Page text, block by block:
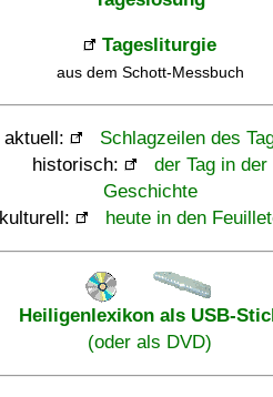
Tagesliturgie
aus dem Schott-Messbuch
aktuell:
Schlagzeilen des
historisch:
der Tag in der
Geschichte
kulturell:
heute in den
Heiligenlexikon als USB-
(oder als DVD)